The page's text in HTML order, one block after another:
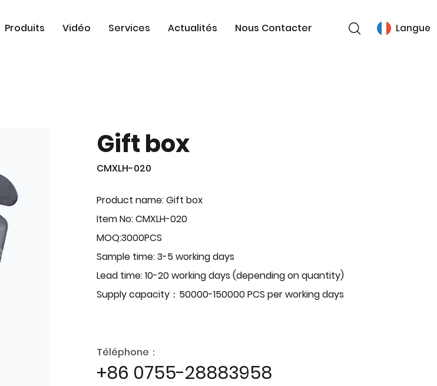
Produits Vidéo Services Actualités Nous Contacter Langue
Gift box
CMXLH-020
Product name: Gift box
Item No: CMXLH-020
MOQ:3000PCS
Sample time: 3-5 working days
Lead time: 10-20 working days (depending on quantity)
Supply capacity：50000-150000 PCS per working days
Téléphone：
+86 0755-28883958